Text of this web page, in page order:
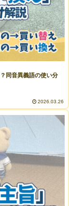
同音異義語の使い分
2026.03.26